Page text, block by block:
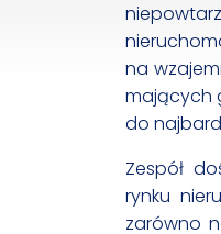
na
mających
do
Zespół
rynku
zarówno